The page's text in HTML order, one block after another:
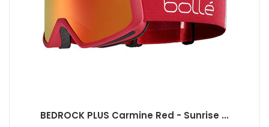
BEDROCK PLUS Carmine Red - Sunrise ...